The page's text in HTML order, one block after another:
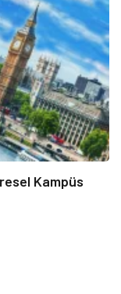
Kampüs